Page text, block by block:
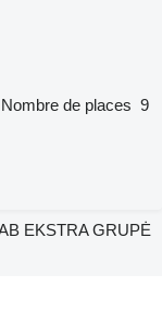
Nombre de places 9
EKSTRA GRUPĖ